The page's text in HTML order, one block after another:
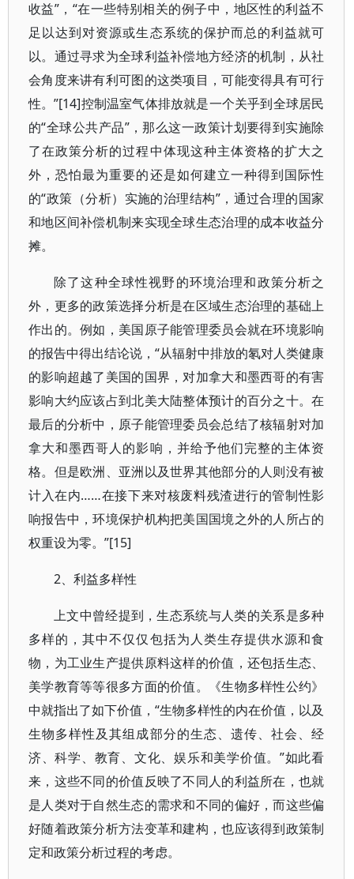
收益”，“在一些特别相关的例子中，地区性的利益不
足以达到对资源或生态系统的保护而总的利益就可
以。通过寻求为全球利益补偿地方经济的机制，从社
会角度来讲有利可图的这类项目，可能变得具有可行
性。”[14]控制温室气体排放就是一个关乎到全球居民
的“全球公共产品”，那么这一政策计划要得到实施除
了在政策分析的过程中体现这种主体资格的扩大之
外，恐怕最为重要的还是如何建立一种得到国际性
的“政策（分析）实施的治理结构”，通过合理的国家
和地区间补偿机制来实现全球生态治理的成本收益分
摊。
除了这种全球性视野的环境治理和政策分析之
外，更多的政策选择分析是在区域生态治理的基础上
作出的。例如，美国原子能管理委员会就在环境影响
的报告中得出结论说，“从辐射中排放的氡对人类健康
的影响超越了美国的国界，对加拿大和墨西哥的有害
影响大约应该占到北美大陆整体预计的百分之十。在
最后的分析中，原子能管理委员会总结了核辐射对加
拿大和墨西哥人的影响，并给予他们完整的主体资
格。但是欧洲、亚洲以及世界其他部分的人则没有被
计入在内……在接下来对核废料残渣进行的管制性影
响报告中，环境保护机构把美国国境之外的人所占的
权重设为零。”[15]
2、利益多样性
上文中曾经提到，生态系统与人类的关系是多种
多样的，其中不仅仅包括为人类生存提供水源和食
物，为工业生产提供原料这样的价值，还包括生态、
美学教育等等很多方面的价值。《生物多样性公约》
中就指出了如下价值，“生物多样性的内在价值，以及
生物多样性及其组成部分的生态、遗传、社会、经
济、科学、教育、文化、娱乐和美学价值。”如此看
来，这些不同的价值反映了不同人的利益所在，也就
是人类对于自然生态的需求和不同的偏好，而这些偏
好随着政策分析方法变革和建构，也应该得到政策制
定和政策分析过程的考虑。